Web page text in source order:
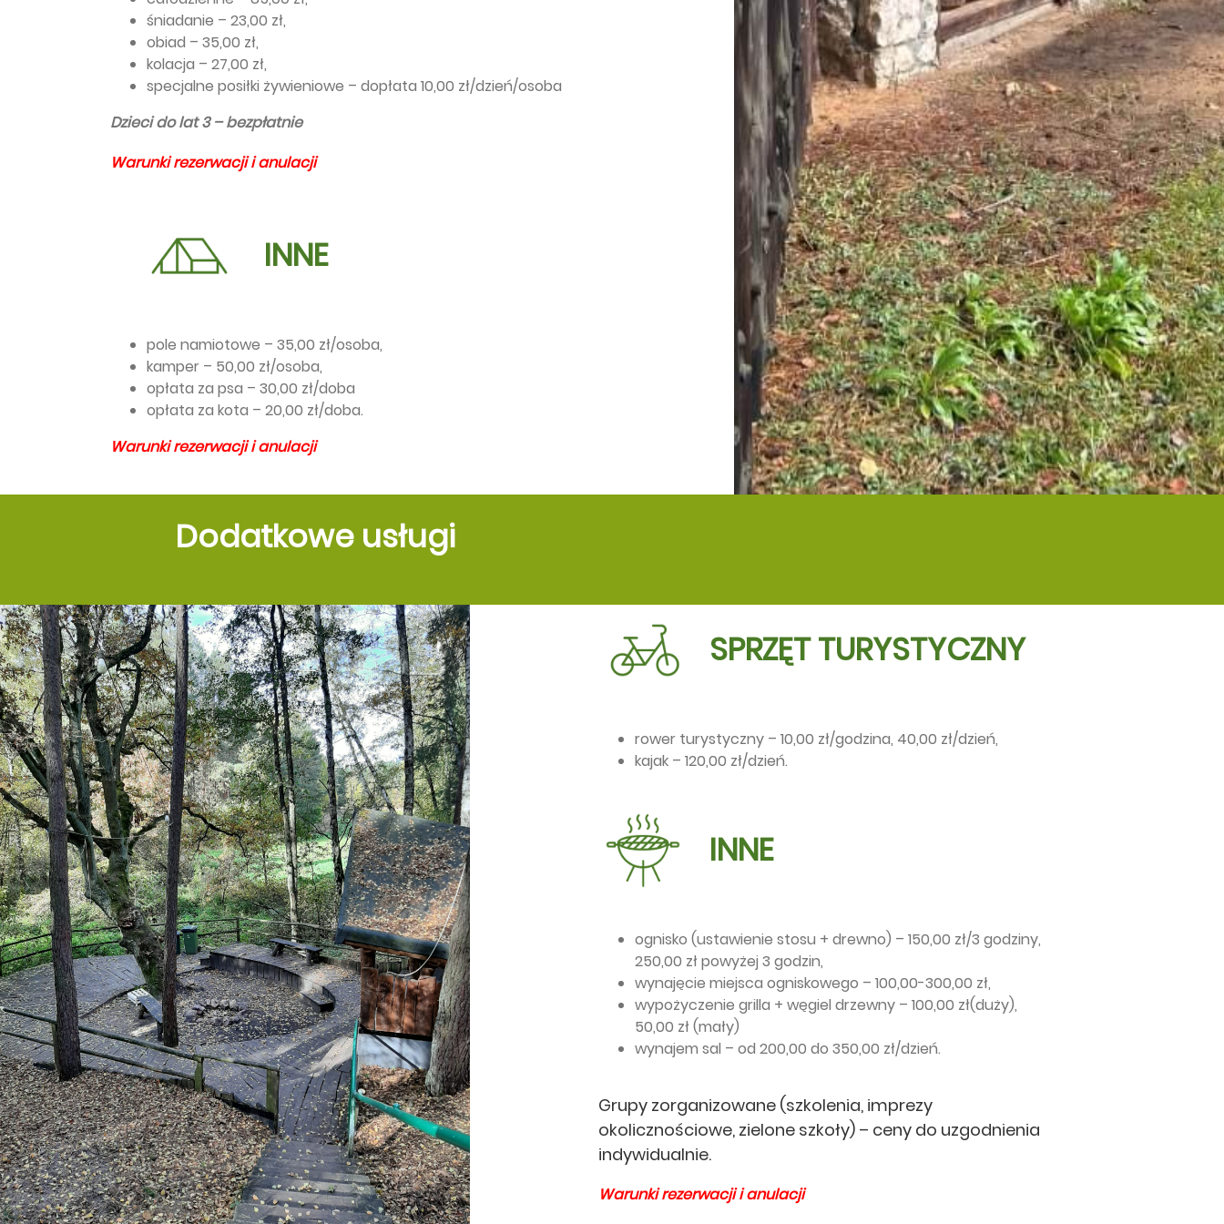
śniadanie – 23,00 zł,
obiad – 35,00 zł,
kolacja – 27,00 zł,
specjalne posiłki żywieniowe – dopłata 10,00 zł/dzień/osoba
Dzieci do lat 3 – bezpłatnie
Warunki rezerwacji i anulacji
INNE
pole namiotowe – 35,00 zł/osoba,
kamper – 50,00 zł/osoba,
opłata za psa – 30,00 zł/doba
opłata za kota – 20,00 zł/doba.
Warunki rezerwacji i anulacji
Dodatkowe usługi
SPRZĘT TURYSTYCZNY
rower turystyczny – 10,00 zł/godzina, 40,00 zł/dzień,
kajak – 120,00 zł/dzień.
INNE
ognisko (ustawienie stosu + drewno) – 150,00 zł/3 godziny,
250,00 zł powyżej 3 godzin,
wynajęcie miejsca ogniskowego – 100,00-300,00 zł,
wypożyczenie grilla + węgiel drzewny – 100,00 zł(duży),
50,00 zł (mały)
wynajem sal – od 200,00 do 350,00 zł/dzień.
Grupy zorganizowane (szkolenia, imprezy
okolicznościowe, zielone szkoły) – ceny do uzgodnienia
indywidualnie.
Warunki rezerwacji i anulacji